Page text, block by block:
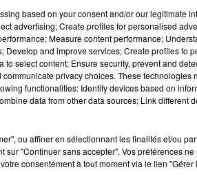
avec plusieurs pilotes qui
Iron Dames, Cadillac,
par la Place des Jacobins.
end du 10 et 11 juin. À cette
ou encore des mythiques
based on your consent and/or our legitimate
advertising; Create profiles for personalised
Measure content performance;
Develop and improve services; Create profiles to
select content; Ensure security, prevent and
privacy choices. These technologies
functionalities: Identify devices based on
data from other data sources; Link different
ou affiner en sélectionnant les finalités et/ou
sur "Continuer sans accepter". Vos préférences
consentement à tout moment via le lien